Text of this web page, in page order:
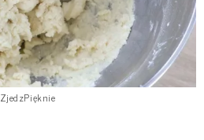
ZjedzPięknie